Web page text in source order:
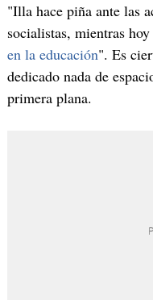
"Illa hace piña ante las
socialistas, mientras hoy
en la educación". Es
dedicado nada de
primera plana.